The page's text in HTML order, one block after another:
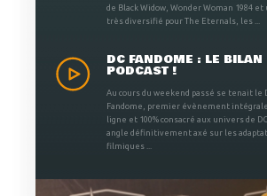
de Black Widow, Wonder Woman 1984 et
très diversifié pour The Eternals, les ...
DC FANDOME : LE BILAN
PODCAST !
Au cours du weekend passé se tenait le
Fandome, premier évènement
ligne et 100% consacré aux univers de
angle définitivement axé sur les
filmiques ...